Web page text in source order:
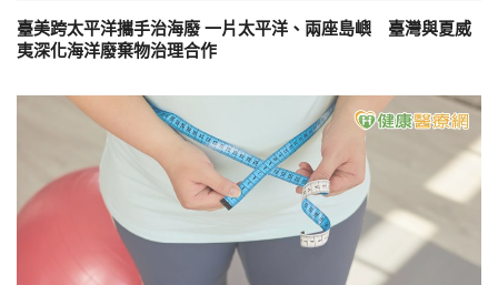
臺美跨太平洋攜手治海廢 一片太平洋、兩座島嶼 臺灣與夏威
夷深化海洋廢棄物治理合作